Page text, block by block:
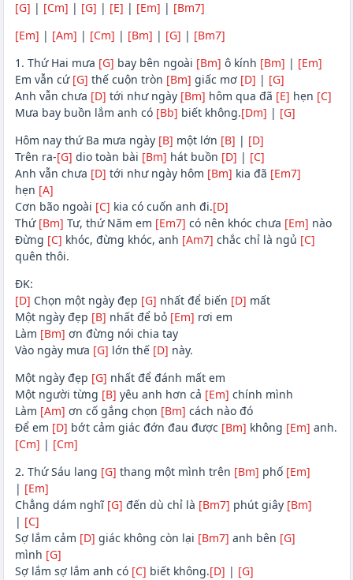
[G] | [Cm] | [G] | [E] | [Em] | [Bm7]
[Em] | [Am] | [Cm] | [Bm] | [G] | [Bm7]
1. Thứ Hai mưa [G] bay bên ngoài [Bm] ô kính [Bm] | [Em]
Em vẫn cứ [G] thế cuộn tròn [Bm] giấc mơ [D] | [G]
Anh vẫn chưa [D] tới như ngày [Bm] hôm qua đã [E] hẹn [C]
Mưa bay buồn lắm anh có [Bb] biết không.[Dm] | [G]
Hôm nay thứ Ba mưa ngày [B] một lớn [B] | [D]
Trên ra-[G] dio toàn bài [Bm] hát buồn [D] | [C]
Anh vẫn chưa [D] tới như ngày hôm [Bm] kia đã [Em7]
hẹn [A]
Cơn bão ngoài [C] kia có cuốn anh đi.[D]
Thứ [Bm] Tư, thứ Năm em [Em7] có nên khóc chưa [Em] nào
Đừng [C] khóc, đừng khóc, anh [Am7] chắc chỉ là ngủ [C]
quên thôi.
ĐK:
[D] Chọn một ngày đẹp [G] nhất để biến [D] mất
Một ngày đẹp [B] nhất để bỏ [Em] rơi em
Làm [Bm] ơn đừng nói chia tay
Vào ngày mưa [G] lớn thế [D] này.
Một ngày đẹp [G] nhất để đánh mất em
Một người từng [B] yêu anh hơn cả [Em] chính mình
Làm [Am] ơn cố gắng chọn [Bm] cách nào đó
Để em [D] bớt cảm giác đớn đau được [Bm] không [Em] anh.
[Cm] | [Cm]
2. Thứ Sáu lang [G] thang một mình trên [Bm] phố [Em]
| [Em]
Chẳng dám nghĩ [G] đến dù chỉ là [Bm7] phút giây [Bm]
| [C]
Sợ lắm cảm [D] giác không còn lại [Bm7] anh bên [G]
mình [G]
Sợ lắm sợ lắm anh có [C] biết không.[D] | [G]